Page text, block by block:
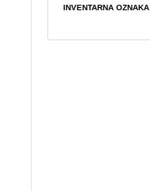
INVENTARNA OZNAKA